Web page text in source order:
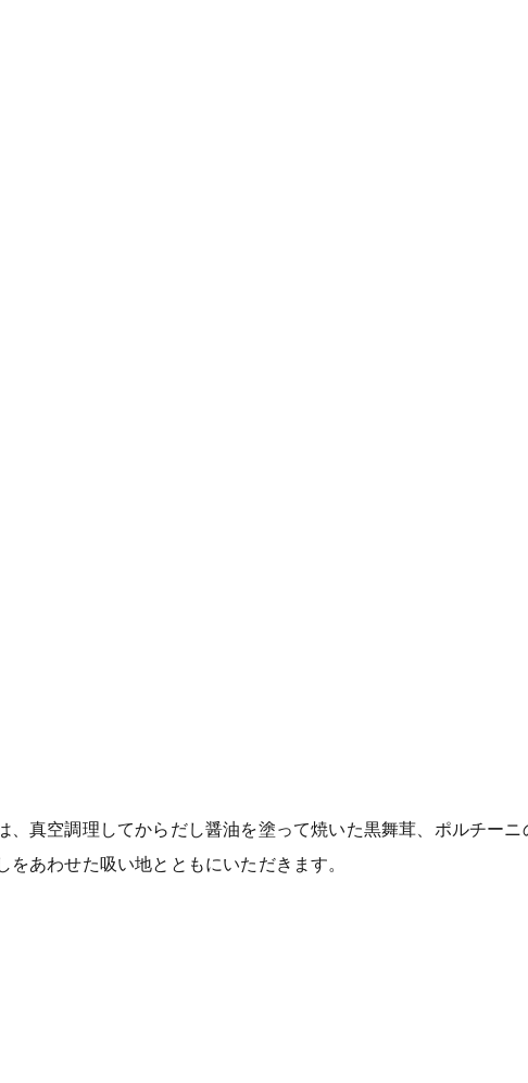
、真空調理してからだし醤油を塗って焼いた黒舞茸、ポルチー
をあわせた吸い地とともにいただきます。